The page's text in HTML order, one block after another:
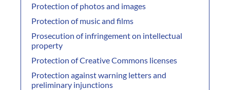
Protection of photos and images
Protection of music and films
Prosecution of infringement on intellectual
property
Protection of Creative Commons licenses
Protection against warning letters and
preliminary injunctions